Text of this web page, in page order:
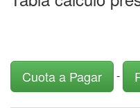
Cuota a Pagar -